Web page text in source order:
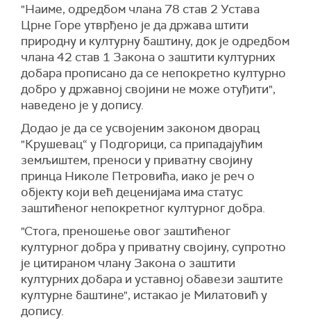
"Наиме, одредбом члана 78 став 2 Устава
Црне Горе утврђено је да држава штити
природну и културну баштину, док је одредбом
члана 42 став 1 Закона о заштити културних
добара прописано да се непокретно културно
добро у државној својини не може отуђити",
наведено је у допису.
Додао је да се усвојеним законом дворац
"Крушевац“ у Подгорици, са припадајућим
земљиштем, преноси у приватну својину
принца Николе Петровића, иако је реч о
објекту који већ деценијама има статус
заштићеног непокретног културног добра.
"Стога, преношење овог заштићеног
културног добра у приватну својину, супротно
је цитираном члану Закона о заштити
културних добара и уставној обавези заштите
културне баштине", истакао је Милатовић у
допису.